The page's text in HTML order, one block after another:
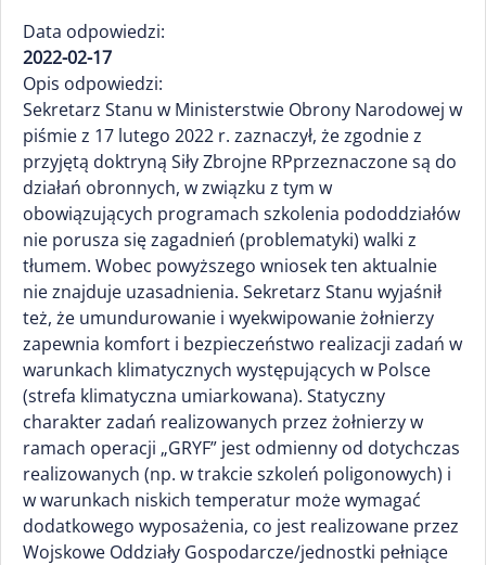
Data odpowiedzi:
2022-02-17
Opis odpowiedzi:
Sekretarz Stanu w Ministerstwie Obrony Narodowej w
piśmie z 17 lutego 2022 r. zaznaczył, że zgodnie z
przyjętą doktryną Siły Zbrojne RPprzeznaczone są do
działań obronnych, w związku z tym w
obowiązujących programach szkolenia pododdziałów
nie porusza się zagadnień (problematyki) walki z
tłumem. Wobec powyższego wniosek ten aktualnie
nie znajduje uzasadnienia. Sekretarz Stanu wyjaśnił
też, że umundurowanie i wyekwipowanie żołnierzy
zapewnia komfort i bezpieczeństwo realizacji zadań w
warunkach klimatycznych występujących w Polsce
(strefa klimatyczna umiarkowana). Statyczny
charakter zadań realizowanych przez żołnierzy w
ramach operacji „GRYF” jest odmienny od dotychczas
realizowanych (np. w trakcie szkoleń poligonowych) i
w warunkach niskich temperatur może wymagać
dodatkowego wyposażenia, co jest realizowane przez
Wojskowe Oddziały Gospodarcze/jednostki pełniące